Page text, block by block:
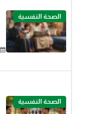
الصحة النفسية
الصحة النفسية